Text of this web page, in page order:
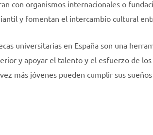
con organismos internacionales o
y fomentan el intercambio cultural
universitarias en España son una
y apoyar el talento y el esfuerzo de
más jóvenes pueden cumplir sus